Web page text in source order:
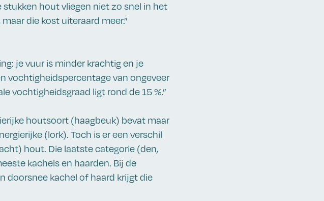
stukken hout vliegen niet zo snel in het
die kost uiteraard meer.”
je vuur is minder krachtig en je
vochtigheidspercentage van ongeveer
vochtigheidsgraad ligt rond de 15 %.”
houtsoort (haagbeuk) bevat maar
(lork). Toch is er een verschil
hout. Die laatste categorie (den,
kachels en haarden. Bij de
doorsnee kachel of haard krijgt die